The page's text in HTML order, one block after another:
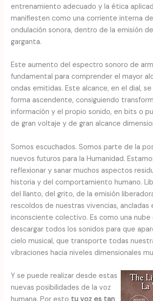
entrenamiento adecuado y la ética
manifiesten como una corriente interna
ondulación sonora, dentro de la emisión
garganta.
Este aumento del espectro sonoro de
fundamental para comprender el mayor
ondas emitidas. Este alcance, en el dial,
forma ascendente, consiguiendo
información y el propio sonido, en bits o
de gran voltaje y de gran alcance
Somos escuchados. Somos parte de la
nuevos futuros para la Humanidad.
reflexionar y sanar muchos aspectos
historia y del comportamiento humano.
del llanto, del grito, de la emisión
rescoldos de nuestras vivencias, ancladas
inconsciente colectivo. Es como una
descargar todos los sonidos para que
cielo musical, que transporte todas
vibraciones hacia niveles dimensionales
Y se puede realizar desde estas
nuevas posibilidades de la voz